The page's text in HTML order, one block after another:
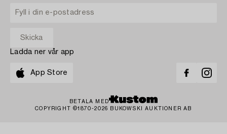
Ladda ner vår app
App Store
BETALA MED
COPYRIGHT ©1870-2026 BUKOWSKI AUKTIONER AB